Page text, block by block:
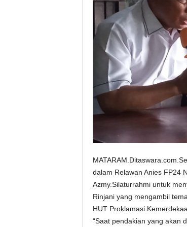
dalam Relawan Anies FP24
Azmy.Silaturrahmi untuk
Rinjani yang mengambil
HUT Proklamasi
“Saat pendakian yang akan